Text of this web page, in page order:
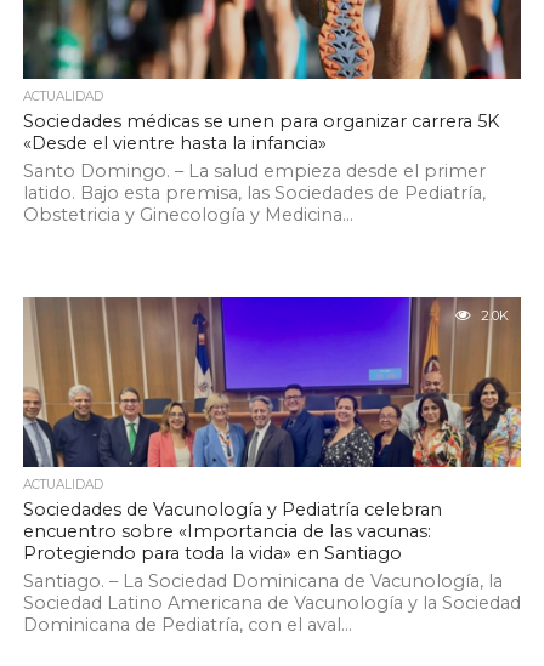
ACTUALIDAD
Sociedades médicas se unen para organizar carrera 5K
«Desde el vientre hasta la infancia»
Santo Domingo. – La salud empieza desde el primer
latido. Bajo esta premisa, las Sociedades de Pediatría,
Obstetricia y Ginecología y Medicina...
2.0K
ACTUALIDAD
Sociedades de Vacunología y Pediatría celebran
encuentro sobre «Importancia de las vacunas:
Protegiendo para toda la vida» en Santiago
Santiago. – La Sociedad Dominicana de Vacunología, la
Sociedad Latino Americana de Vacunología y la Sociedad
Dominicana de Pediatría, con el aval...